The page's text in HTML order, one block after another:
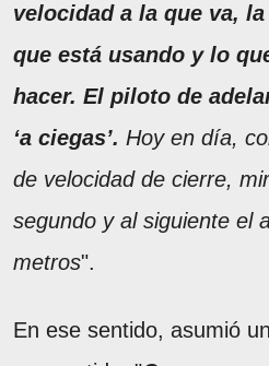
velocidad a la que va,
que está usando y lo
hacer. El piloto de
‘a ciegas’. Hoy en día,
de velocidad de cierre,
segundo y al siguiente el
metros".
En ese sentido, asumió